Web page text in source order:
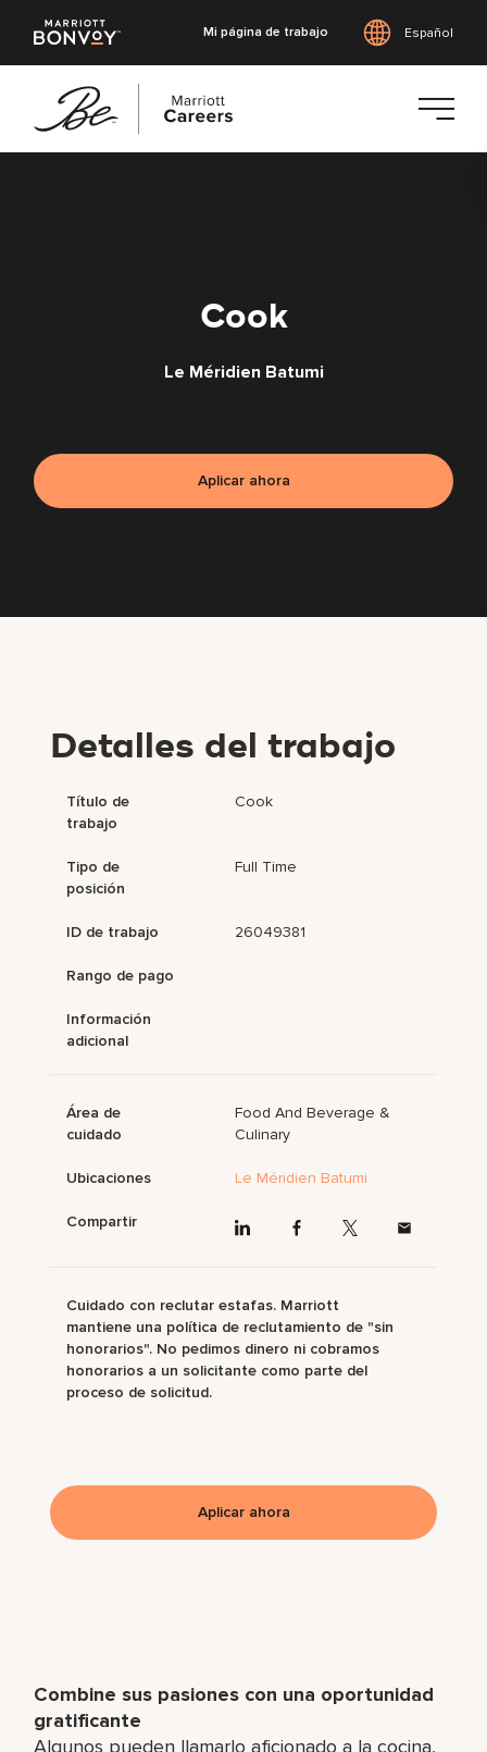
Mi página de trabajo Español
Cook
Le Méridien Batumi
Aplicar ahora
Combine sus pasiones con una oportunidad
gratificante
Algunos pueden llamarlo aficionado a la cocina,
Detalles del trabajo
Título de
trabajo
Cook
Tipo de
posición
Full Time
ID de trabajo 26049381
Rango de pago
Información
adicional
Área de
cuidado
Food And Beverage &
Culinary
Ubicaciones Le Méridien Batumi
Compartir
Cuidado con reclutar estafas. Marriott
mantiene una política de reclutamiento de "sin
honorarios". No pedimos dinero ni cobramos
honorarios a un solicitante como parte del
proceso de solicitud.
Aplicar ahora